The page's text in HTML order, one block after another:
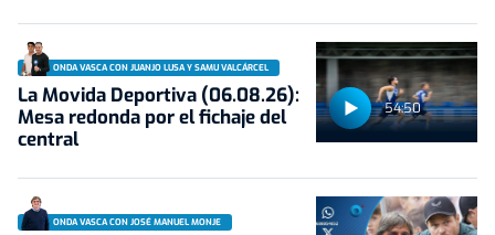
54:50
ONDA VASCA CON JUANJO LUSA Y SAMU VALCÁRCEL
La Movida Deportiva (06.08.26):
Mesa redonda por el fichaje del
central
ONDA VASCA CON JOSÉ MANUEL MONJE